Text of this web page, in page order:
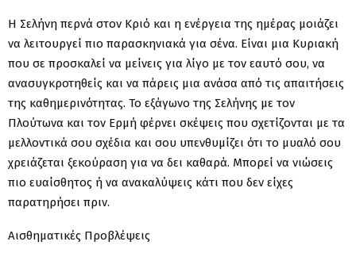
Η Σελήνη περνά στον Κριό και η ενέργεια της ημέρας μοιάζει
να λειτουργεί πιο παρασκηνιακά για σένα. Είναι μια Κυριακή
που σε προσκαλεί να μείνεις για λίγο με τον εαυτό σου, να
ανασυγκροτηθείς και να πάρεις μια ανάσα από τις απαιτήσεις
της καθημερινότητας. Το εξάγωνο της Σελήνης με τον
Πλούτωνα και τον Ερμή φέρνει σκέψεις που σχετίζονται με τα
μελλοντικά σου σχέδια και σου υπενθυμίζει ότι το μυαλό σου
χρειάζεται ξεκούραση για να δει καθαρά. Μπορεί να νιώσεις
πιο ευαίσθητος ή να ανακαλύψεις κάτι που δεν είχες
παρατηρήσει πριν.
Αισθηματικές Προβλέψεις